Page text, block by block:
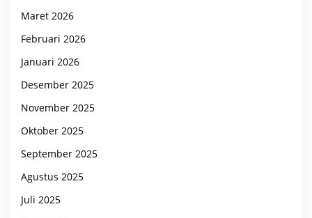
Maret 2026
Februari 2026
Januari 2026
Desember 2025
November 2025
Oktober 2025
September 2025
Agustus 2025
Juli 2025